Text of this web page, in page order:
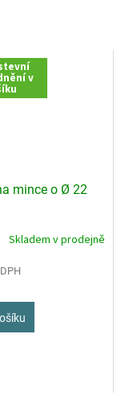
v
mince o Ø 22
Skladem v prodejně